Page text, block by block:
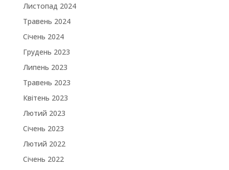
Листопад 2024
Травень 2024
Січень 2024
Грудень 2023
Липень 2023
Травень 2023
Квітень 2023
Лютий 2023
Січень 2023
Лютий 2022
Січень 2022